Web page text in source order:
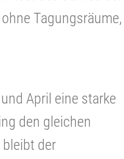
Tagungsräume,
April eine starke
den gleichen
der